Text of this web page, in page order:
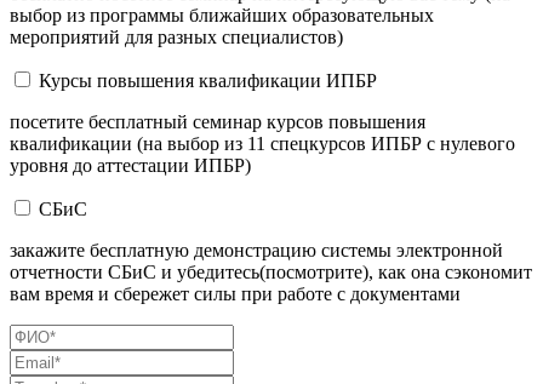
выбор из программы ближайших образовательных
мероприятий для разных специалистов)
Курсы повышения квалификации ИПБР
посетите бесплатный семинар курсов повышения
квалификации (на выбор из 11 спецкурсов ИПБР с нулевого
уровня до аттестации ИПБР)
СБиС
закажите бесплатную демонстрацию системы электронной
отчетности СБиС и убедитесь(посмотрите), как она сэкономит
вам время и сбережет силы при работе с документами